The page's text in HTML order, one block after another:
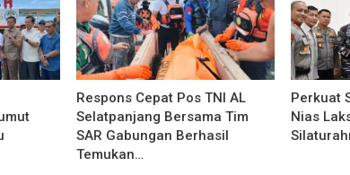
Respons Cepat Pos TNI AL
Selatpanjang Bersama Tim
SAR Gabungan Berhasil
Temukan…
Perkuat
Nias